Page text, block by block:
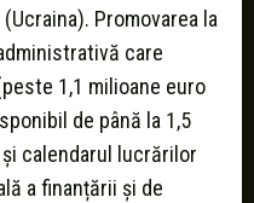
Promovarea la
care
1,1 milioane euro
de până la 1,5
calendarul lucrărilor
a finanțării și de